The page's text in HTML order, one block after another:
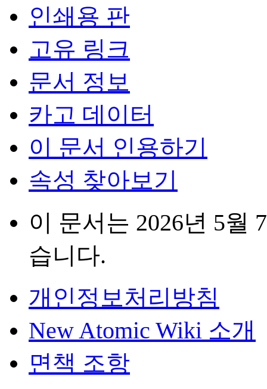
인쇄용 판
고유 링크
문서 정보
카고 데이터
이 문서 인용하기
속성 찾아보기
이 문서는 2026년 5월
습니다.
개인정보처리방침
New Atomic Wiki 소개
면책 조항